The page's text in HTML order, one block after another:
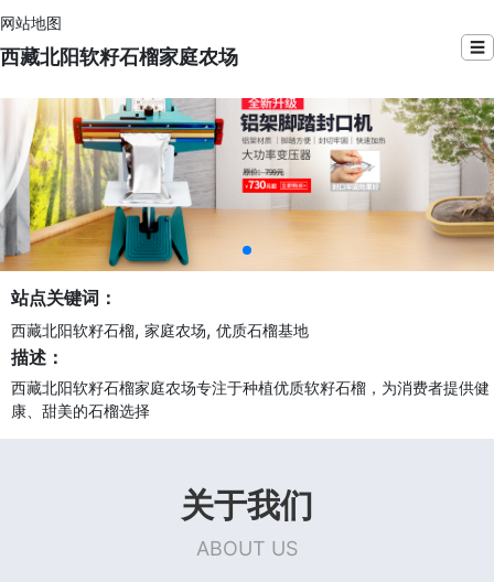
网站地图
西藏北阳软籽石榴家庭农场 ☰
站点关键词：
西藏北阳软籽石榴, 家庭农场, 优质石榴基地
描述：
西藏北阳软籽石榴家庭农场专注于种植优质软籽石榴，为消费者提供健
康、甜美的石榴选择
关于我们
ABOUT US